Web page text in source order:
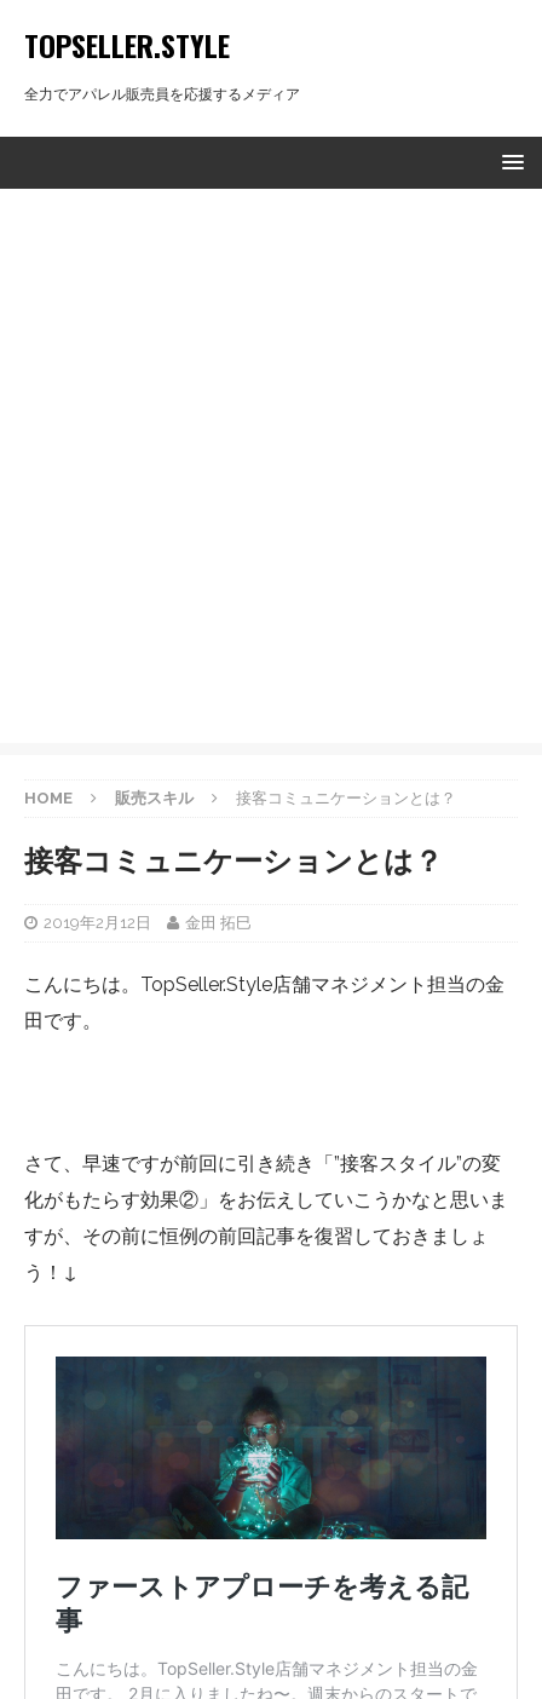
TOPSELLER.STYLE
全力でアパレル販売員を応援するメディア
HOME 販売スキル 接客コミュニケーションとは？
接客コミュニケーションとは？
2019年2月12日 金田 拓巳
こんにちは。TopSeller.Style店舗マネジメント担当の金
田です。
さて、早速ですが前回に引き続き「”接客スタイル”の変
化がもたらす効果②」をお伝えしていこうかなと思いま
すが、その前に恒例の前回記事を復習しておきましょ
う！↓